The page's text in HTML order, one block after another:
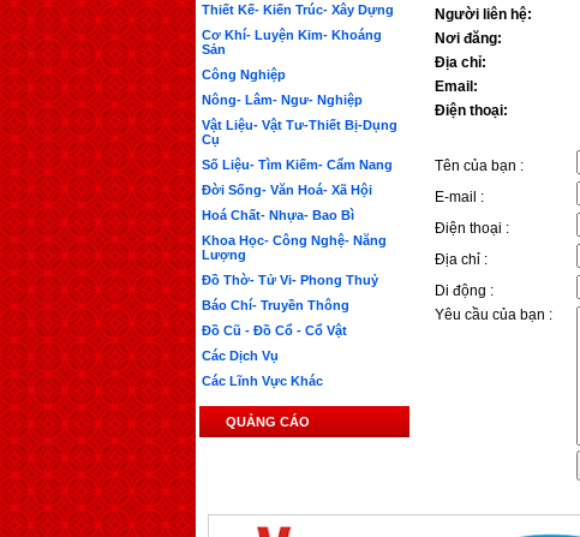
Thiết Kế- Kiến Trúc- Xây Dựng
Cơ Khí- Luyện Kim- Khoáng
Sản
Công Nghiệp
Nông- Lâm- Ngư- Nghiệp
Vật Liệu- Vật Tư-Thiết Bị-Dụng
Cụ
Số Liệu- Tìm Kiếm- Cẩm Nang
Đời Sống- Văn Hoá- Xã Hội
Hoá Chất- Nhựa- Bao Bì
Khoa Học- Công Nghệ- Năng
Lượng
Đồ Thờ- Tử Vi- Phong Thuỷ
Báo Chí- Truyền Thông
Đồ Cũ - Đồ Cổ - Cổ Vật
Các Dịch Vụ
Các Lĩnh Vực Khác
QUẢNG CÁO
Người liên hệ:
Nơi đăng:
Địa chỉ:
Email:
Điện thoại:
Tên của bạn :
E-mail :
Điện thoại :
Địa chỉ :
Di động :
Yêu cầu của bạn :